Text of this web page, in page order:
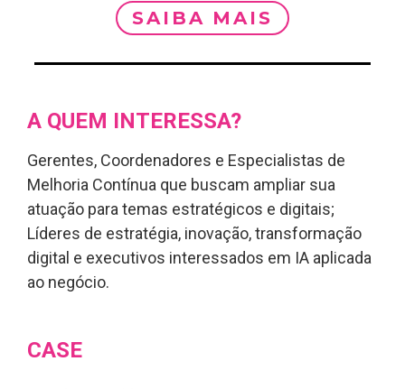
SAIBA MAIS
A QUEM INTERESSA?
Gerentes, Coordenadores e Especialistas de
Melhoria Contínua que buscam ampliar sua
atuação para temas estratégicos e digitais;
Líderes de estratégia, inovação, transformação
digital e executivos interessados em IA aplicada
ao negócio.
CASE